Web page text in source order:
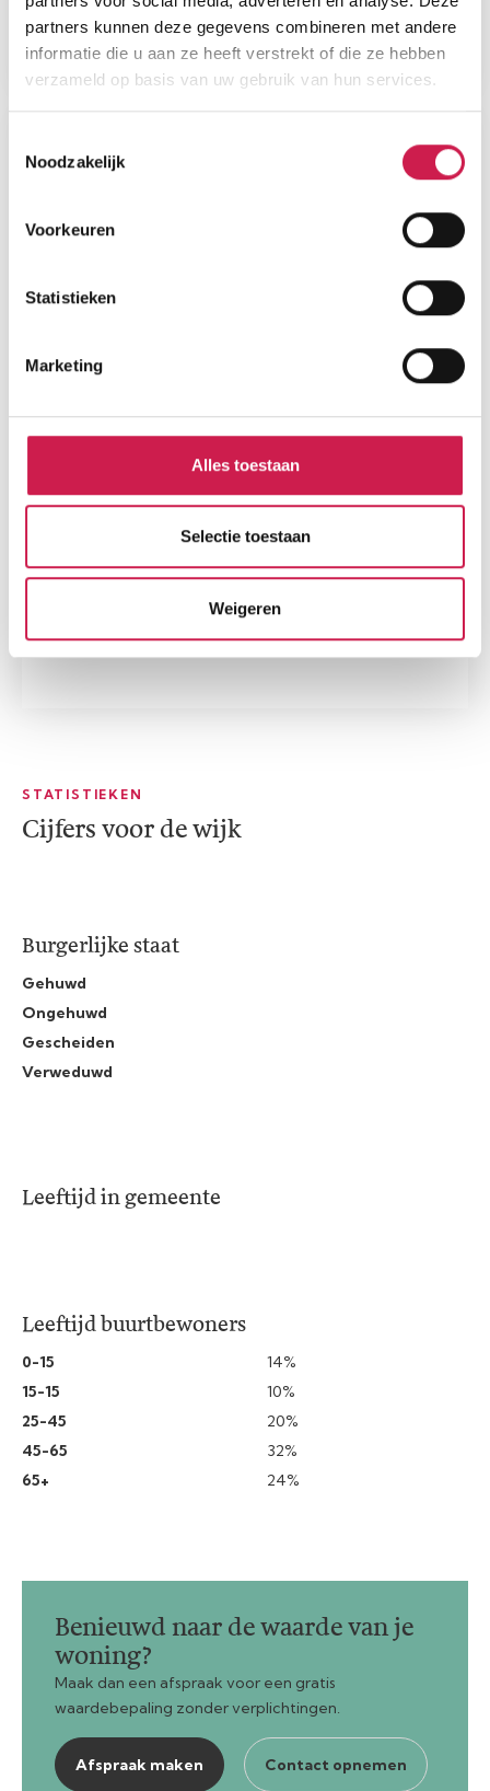
partners kunnen deze gegevens combineren met andere
informatie die u aan ze heeft verstrekt of die ze hebben
verzameld op basis van uw gebruik van hun services.
Noodzakelijk
Voorkeuren
Statistieken
Marketing
Alles toestaan
Selectie toestaan
Weigeren
STATISTIEKEN
Cijfers voor de wijk
Burgerlijke staat
Gehuwd
Ongehuwd
Gescheiden
Verweduwd
Leeftijd in gemeente
Leeftijd buurtbewoners
0-15
14%
15-15
10%
25-45
20%
45-65
32%
65+
24%
Benieuwd naar de waarde van je
woning?
Maak dan een afspraak voor een gratis
waardebepaling zonder verplichtingen.
Afspraak maken Contact opnemen